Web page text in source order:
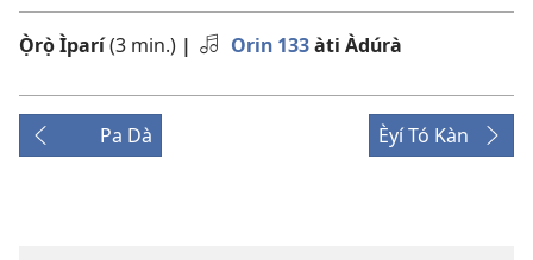
Ọ̀rọ̀ Ìparí(3 min.) | Orin 133àti Àdúrà
Pa Dà Èyí Tó Kàn